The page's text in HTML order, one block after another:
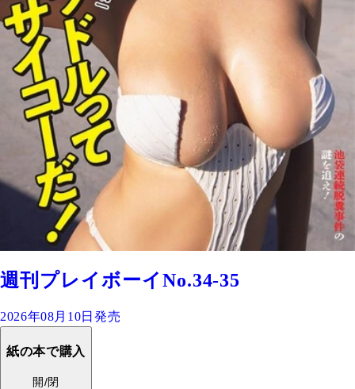
週刊プレイボーイNo.34-35
2026年08月10日発売
紙の本で購入
開/閉